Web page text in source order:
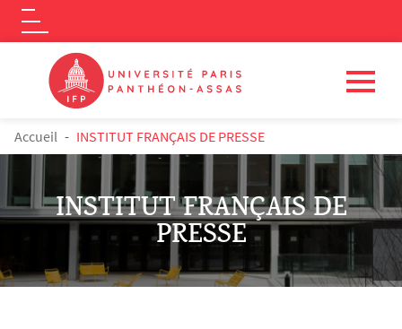
Aller au contenu principal
Logo
FIL D'ARIANE
Accueil INSTITUT FRANÇAIS DE PRESSE
INSTITUT FRANÇAIS DE
PRESSE